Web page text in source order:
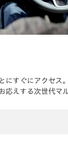
にすぐにアクセス
応えする次世代マ